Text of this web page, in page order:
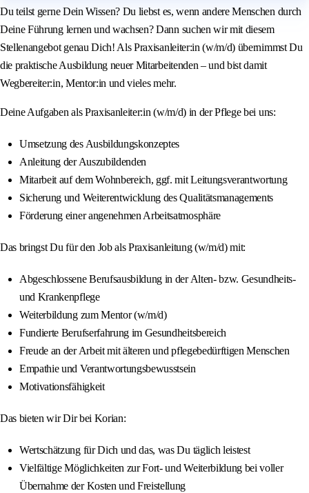
Du teilst gerne Dein Wissen? Du liebst es, wenn andere Menschen durch
Deine Führung lernen und wachsen? Dann suchen wir mit diesem
Stellenangebot genau Dich! Als Praxisanleiter:in (w/m/d) übernimmst Du
die praktische Ausbildung neuer Mitarbeitenden – und bist damit
Wegbereiter:in, Mentor:in und vieles mehr.
Deine Aufgaben als Praxisanleiter:in (w/m/d) in der Pflege bei uns:
Umsetzung des Ausbildungskonzeptes
Anleitung der Auszubildenden
Mitarbeit auf dem Wohnbereich, ggf. mit Leitungsverantwortung
Sicherung und Weiterentwicklung des Qualitätsmanagements
Förderung einer angenehmen Arbeitsatmosphäre
Das bringst Du für den Job als Praxisanleitung (w/m/d) mit:
Abgeschlossene Berufsausbildung in der Alten- bzw. Gesundheits-
und Krankenpflege
Weiterbildung zum Mentor (w/m/d)
Fundierte Berufserfahrung im Gesundheitsbereich
Freude an der Arbeit mit älteren und pflegebedürftigen Menschen
Empathie und Verantwortungsbewusstsein
Motivationsfähigkeit
Das bieten wir Dir bei Korian:
Wertschätzung für Dich und das, was Du täglich leistest
Vielfältige Möglichkeiten zur Fort- und Weiterbildung bei voller
Übernahme der Kosten und Freistellung